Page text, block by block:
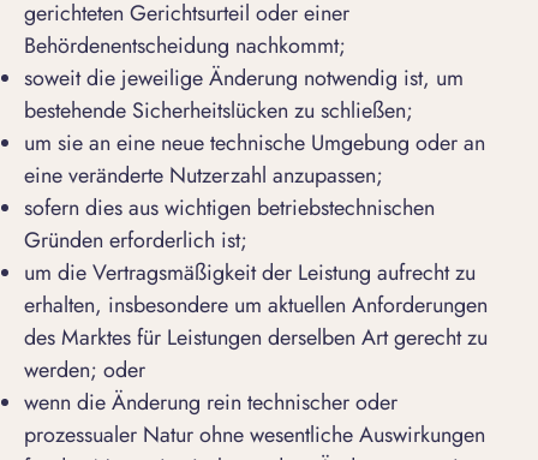
gerichteten Gerichtsurteil oder einer
Behördenentscheidung nachkommt;
soweit die jeweilige Änderung notwendig ist, um
bestehende Sicherheitslücken zu schließen;
um sie an eine neue technische Umgebung oder an
eine veränderte Nutzerzahl anzupassen;
sofern dies aus wichtigen betriebstechnischen
Gründen erforderlich ist;
um die Vertragsmäßigkeit der Leistung aufrecht zu
erhalten, insbesondere um aktuellen Anforderungen
des Marktes für Leistungen derselben Art gerecht zu
werden; oder
wenn die Änderung rein technischer oder
prozessualer Natur ohne wesentliche Auswirkungen